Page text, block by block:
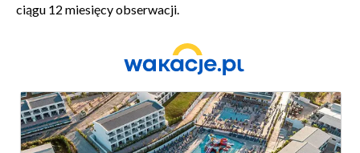
ciągu 12 miesięcy obserwacji.